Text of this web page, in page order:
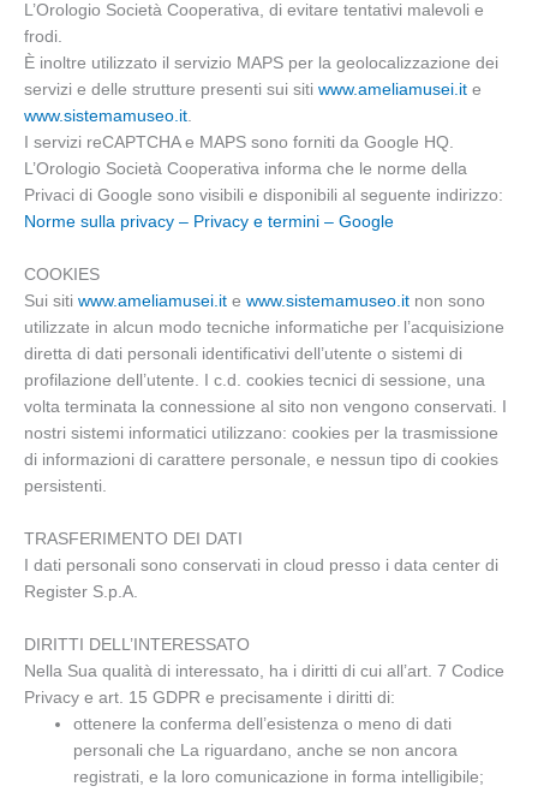
L’Orologio Società Cooperativa, di evitare tentativi malevoli e
frodi.
È inoltre utilizzato il servizio MAPS per la geolocalizzazione dei
servizi e delle strutture presenti sui siti www.ameliamusei.it e
www.sistemamuseo.it.
I servizi reCAPTCHA e MAPS sono forniti da Google HQ.
L’Orologio Società Cooperativa informa che le norme della
Privaci di Google sono visibili e disponibili al seguente indirizzo:
Norme sulla privacy – Privacy e termini – Google
COOKIES
Sui siti www.ameliamusei.it e www.sistemamuseo.it non sono
utilizzate in alcun modo tecniche informatiche per l’acquisizione
diretta di dati personali identificativi dell’utente o sistemi di
profilazione dell’utente. I c.d. cookies tecnici di sessione, una
volta terminata la connessione al sito non vengono conservati. I
nostri sistemi informatici utilizzano: cookies per la trasmissione
di informazioni di carattere personale, e nessun tipo di cookies
persistenti.
TRASFERIMENTO DEI DATI
I dati personali sono conservati in cloud presso i data center di
Register S.p.A.
DIRITTI DELL’INTERESSATO
Nella Sua qualità di interessato, ha i diritti di cui all’art. 7 Codice
Privacy e art. 15 GDPR e precisamente i diritti di:
ottenere la conferma dell’esistenza o meno di dati
personali che La riguardano, anche se non ancora
registrati, e la loro comunicazione in forma intelligibile;